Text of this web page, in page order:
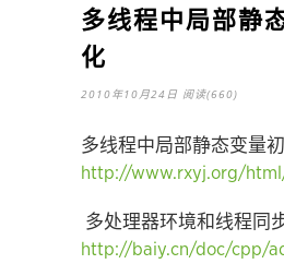
多线程中局部静
化
2010年10月24日 阅读(660)
多线程中局部静态变量初
http://www.rxyj.org/
多处理器环境和线程同
http://baiy.cn/doc/cpp/